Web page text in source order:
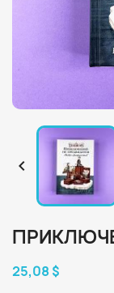

25,08 $